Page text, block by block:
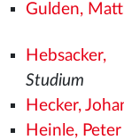
Gulden,
Hebsacker,
Studium
Hecker,
Heinle,